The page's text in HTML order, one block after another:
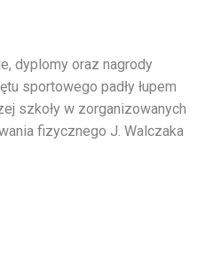
dyplomy oraz nagrody
sportowego padły łupem
szkoły w zorganizowanych
fizycznego J. Walczaka